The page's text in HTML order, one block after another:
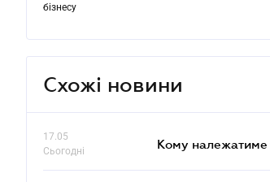
бізнесу
Схожі новини
17.05
Сьогодні
Кому належатиме